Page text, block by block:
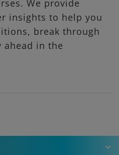
We provide
insights to help you
break through
ahead in the